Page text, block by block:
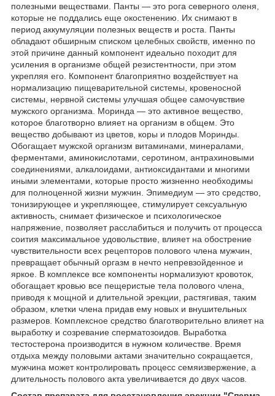
полезными веществами. Панты — это рога северного оленя,
которые не поддались еще окостенению. Их снимают в
период аккумуляции полезных веществ и роста. Панты
обладают обширным списком целебных свойств, именно по
этой причине данный компонент идеально походит для
усиления в организме общей резистентности, при этом
укрепляя его. Компонент благоприятно воздействует на
нормализацию пищеварительной системы, кровеносной
системы, нервной системы улучшая общее самочувствие
мужского организма. Моринда — это активное вещество,
которое благотворно влияет на организм в общем. Это
вещество добывают из цветов, коры и плодов Моринды.
Обогащает мужской организм витаминами, минералами,
ферментами, аминокислотами, серотином, антрахиновыми
соединениями, алкалоидами, антиоксидантами и многими
иными элементами, которые просто жизненно необходимы
для полноценной жизни мужчин. Эпимедиум — это средство,
тонизирующее и укрепляющее, стимулирует сексуальную
активность, снимает физическое и психологическое
напряжение, позволяет расслабиться и получить от процесса
соития максимальное удовольствие, влияет на обострение
чувствительности всех рецепторов полового члена мужчин,
превращает обычный оргазм в нечто непревзойденное и
яркое. В комплексе все компоненты нормализуют кровоток,
обогащает кровью все пещеристые тела полового члена,
приводя к мощной и длительной эрекции, растягивая, таким
образом, клетки члена придав ему новых и внушительных
размеров. Комплексное средство благотворительно влияет на
выработку и созревание сперматозоидов. Выработка
тестостерона производится в нужном количестве. Время
отдыха между половыми актами значительно сокращается,
мужчина может контролировать процесс семяизвержение, а
длительность полового акта увеличивается до двух часов.